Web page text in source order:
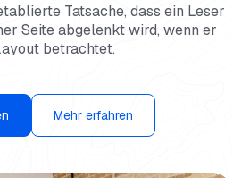
Tatsache, dass ein Leser
Seite abgelenkt wird, wenn er
betrachtet.
Mehr erfahren